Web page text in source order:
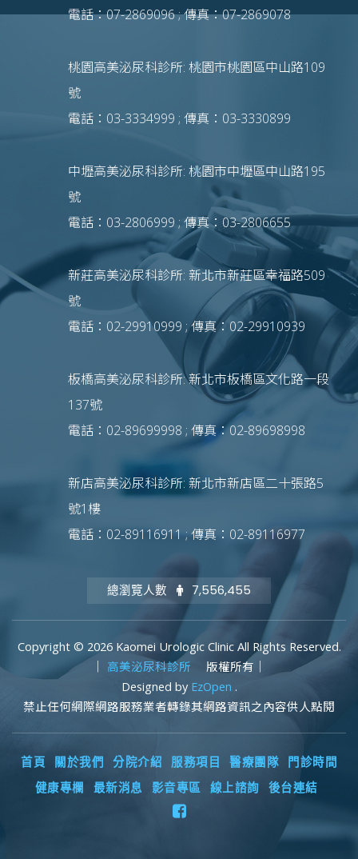
電話：07-2869096 ; 傳真：07-2869078
桃園高美泌尿科診所: 桃園市桃園區中山路109
號
電話：03-3334999 ; 傳真：03-3330899
中壢高美泌尿科診所: 桃園市中壢區中山路195
號
電話：03-2806999 ; 傳真：03-2806655
新莊高美泌尿科診所: 新北市新莊區幸福路509
號
電話：02-29910999 ; 傳真：02-29910939
板橋高美泌尿科診所: 新北市板橋區文化路一段
137號
電話：02-89699998 ; 傳真：02-89698998
新店高美泌尿科診所: 新北市新店區二十張路5
號1樓
電話：02-89116911 ; 傳真：02-89116977
總瀏覽人數 7,556,455
Copyright © 2026 Kaomei Urologic Clinic All Rights Reserved.
高美泌尿科診所
版權所有｜
Designed by EzOpen .
禁止任何網際網路服務業者轉錄其網路資訊之內容供人點閱
首頁 關於我們 分院介紹 服務項目 醫療團隊
門診時間
健康專欄
最新消息 影音專區 線上諮詢 後台連結